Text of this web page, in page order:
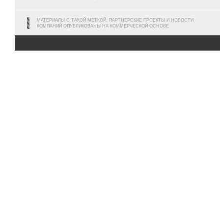
МАТЕРИАЛЫ С ТАКОЙ МЕТКОЙ, ПАРТНЕРСКИЕ ПРОЕКТЫ И НОВОСТИ
КОМПАНИЙ ОПУБЛИКОВАНЫ НА КОММЕРЧЕСКОЙ ОСНОВЕ